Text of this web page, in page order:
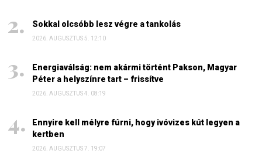
Sokkal olcsóbb lesz végre a tankolás
2026. AUGUSZTUS 5. 12:10
Energiaválság: nem akármi történt Pakson, Magyar
Péter a helyszínre tart – frissítve
2026. AUGUSZTUS 4. 08:19
Ennyire kell mélyre fúrni, hogy ivóvizes kút legyen a
kertben
2026. AUGUSZTUS 7. 19:07